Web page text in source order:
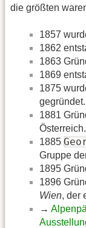
die größten
1857
1862
1863
1869
1875
gegründet.
1881
Österreich.
1885
Gruppe
1895
1896
Wien, der
→